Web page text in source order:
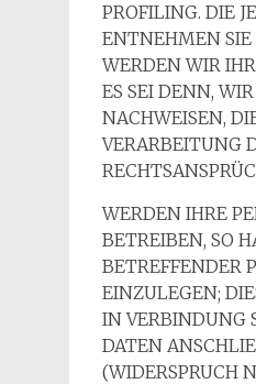
PROFILING. DIE
ENTNEHMEN SIE
WERDEN WIR
ES SEI DENN,
NACHWEISEN,
VERARBEITUNG
WERDEN IHRE
BETREIBEN, SO
BETREFFENDER
EINZULEGEN;
IN VERBINDUNG
DATEN
(WIDERSPRUCH